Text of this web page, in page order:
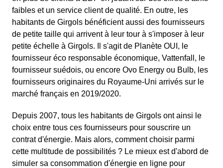
faibles et un service client de qualité. En outre, les
habitants de Girgols bénéficient aussi des fournisseurs
de petite taille qui arrivent à leur tour à s'imposer à leur
petite échelle à Girgols. Il s'agit de Planète OUI, le
fournisseur éco responsable économique, Vattenfall, le
fournisseur suédois, ou encore Ovo Energy ou Bulb, les
fournisseurs originaires du Royaume-Uni arrivés sur le
marché français en 2019/2020.
Depuis 2007, tous les habitants de Girgols ont ainsi le
choix entre tous ces fournisseurs pour souscrire un
contrat d'énergie. Mais alors, comment choisir parmi
cette multitude de possibilités ? Le mieux est d'abord de
simuler sa consommation d'énergie en ligne pour